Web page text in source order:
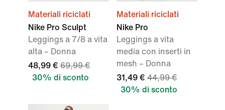
Materiali riciclati
Nike Pro Sculpt
Leggings a 7/8 a vita
alta – Donna
48,99 € 69,99 €
30% di sconto
Materiali riciclati
Nike Pro
Leggings a vita
media con inserti in
mesh – Donna
31,49 € 44,99 €
30% di sconto